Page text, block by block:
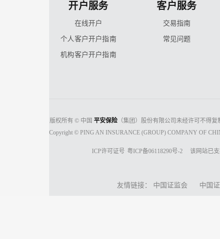
开户服务
在线开户
个人客户开户指南
机构客户开户指南
客户服务
交易指南
常见问题
版权所有 © 中国 平安保险 （集团）股份有限公司未经许可不得
Copyright © PING AN INSURANCE (GROUP) COMPANY OF
ICP许可证号 粤ICP备06118290号-2 该网站已
友情链接： 中国证监会 中国